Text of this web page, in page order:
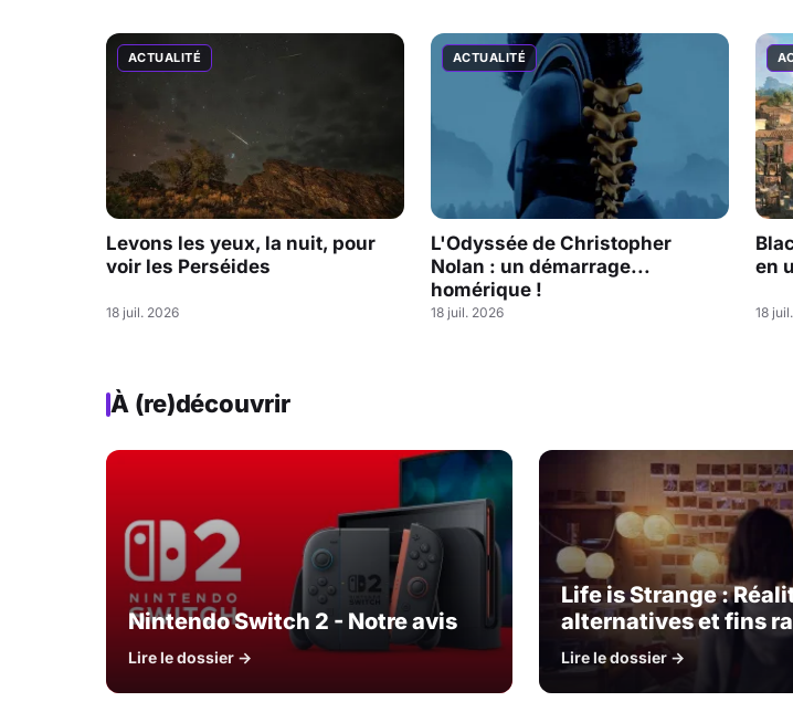
ACTUALITÉ
Levons les yeux, la nuit, pour
voir les Perséides
18 juil. 2026
ACTUALITÉ
L'Odyssée de Christopher
Nolan : un démarrage...
homérique !
18 juil. 2026
en
18
À (re)découvrir
Nintendo Switch 2 - Notre avis
Lire le dossier →
Life is Strange :
alternatives et fins
Lire le dossier →